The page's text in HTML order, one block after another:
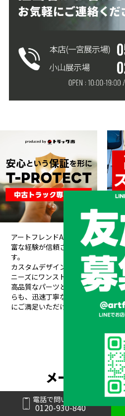
電話で問い合わせ
0120-930-840
アートフレンドAUTOは、創業以来
富な経験が信頼され、
20年間で
す。
カスタムデザインから架装、整備、
ニーズにワンストップで対応できる
高品質なパーツと素材を使用し、安
らも、 迅速丁寧な対応と競争力のあ
にご満足いただけるサービスを提供
メーカーと形
BRAND &